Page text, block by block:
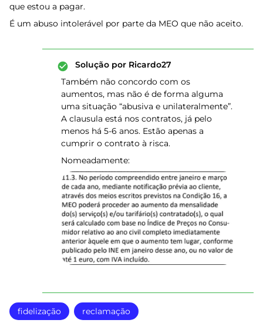
que estou a pagar.
É um abuso intolerável por parte da MEO que não aceito.
Solução por Ricardo27
Também não concordo com os
aumentos, mas não é de forma alguma
uma situação “abusiva e unilateralmente”.
A clausula está nos contratos, já pelo
menos há 5-6 anos. Estão apenas a
cumprir o contrato à risca.
Nomeadamente:
fidelização reclamação